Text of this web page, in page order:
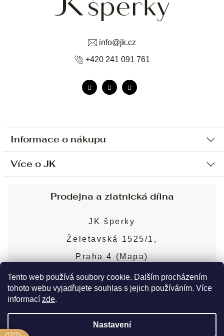
Tento web používá soubory cookie. Dalším procházením
tohoto webu vyjadřujete souhlas s jejich používáním. Více
informací zde.
Nastavení
Informace o nákupu
Ochrana osobních údajů
Sjednání osobní schůzky
Obchodní podmínky
Puncovní značky
Více o JK
Blog
Nejčastější dotazy
info@jk.cz
+420 241 091 761
Prodejna a zlatnická dílna
JK šperky
Želetavská 1525/1,
Praha 4 ( Mapa)
Více o prodejně
Copyright 2026JK šperky. Všechna práva
vyhrazena. Upravit nastavení cookies